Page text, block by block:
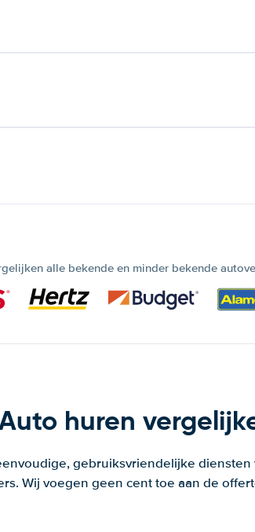
alle bekende en minder bekende
huren
gebruiksvriendelijke
Wij voegen geen cent toe aan de